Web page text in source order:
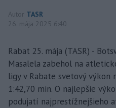
Autor TASR
26. mája 2025 6:40
Rabat 25. mája (TASR) -
Masalela zabehol na
ligy v Rabate svetový výkon
1:42,70 min. O najlepšie
podujatí najprestížnejšieho